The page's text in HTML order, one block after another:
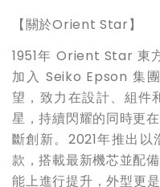
【關於Orient Star】
1951年 Orient Star 東
加入 Seiko Epson 集
望，致力在設計、組件
星，持續閃耀的同時更
斷創新。2021年推出
款，搭載最新機芯並配
能上進行提升，外型更